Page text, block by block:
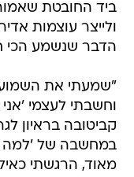
ביד החובטת
ולייצר עוצמות
הדבר שנשמע הכי
"שמעתי את
וחשבתי לעצמי
במחשבה של 'למה
מאוד, הרגשתי